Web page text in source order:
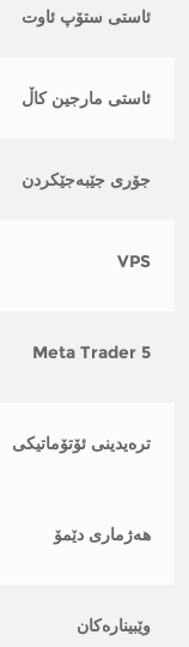
ئاستی ستۆپ ئاوت
ئاستی مارجین کاڵ
جۆری جێبەجێکردن
VPS
Meta Trader 5
ترەیدینی ئۆتۆماتیکی
هەژماری دێمۆ
وێبینارەکان